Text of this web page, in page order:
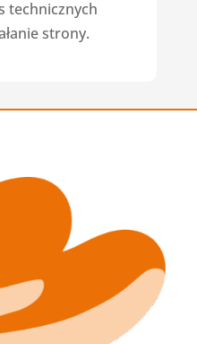
technicznych
strony.